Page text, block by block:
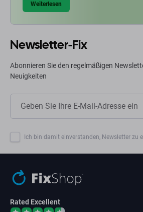
Weiterlesen
Newsletter-Fix
Abonnieren Sie den regelmäßigen
Neuigkeiten
Ich bin damit einverstanden, Newsletter zu
Rated Excellent